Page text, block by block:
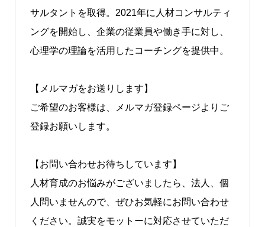
サルタントを取得。2021年に⼈材コンサルティ
ングを開始し、企業の従業員や働き手に対し、
心理学の理論を活用したコーチングを提供中。
【メルマガをお送りします】
ご希望のお客様は、メルマガ登録ページよりご
登録お願いします。
【お問い合わせお待ちしています】
人材育成のお悩みがございましたら、法人、個
人問いませんので、ぜひお気軽にお問い合わせ
ください。誠実をモットーに対応させていただ